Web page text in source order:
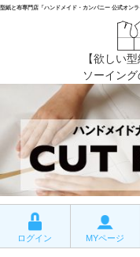
型紙と布専門店「ハンドメイド・カンパニー 公式オンラ
【欲しい
ソーイング
ログイン MYページ